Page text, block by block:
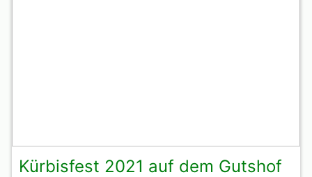
Kürbisfest 2021 auf dem Gutshof